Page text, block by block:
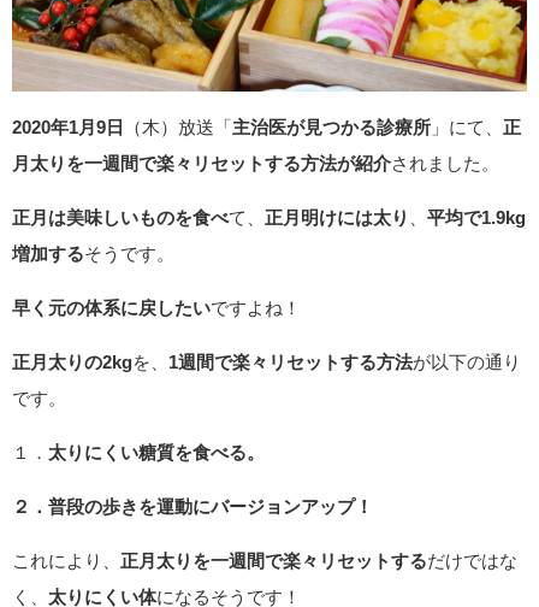
2020年1月9日 （木）放送「主治医が見つかる診療所 」にて、 正
月太りを一週間で楽々リセットする方法が紹介されました。
正月は美味しいものを食べて、 正月明けには太り
平均で1.9kg
増加するそうです。
早く元の体系に戻したいですよね！
正月太りの2kgを、 1週間で楽々リセットする方法が以下の通り
です。
１． 太りにくい糖質を食べる。
２．普段の歩きを運動にバージョンアップ！
これにより、 正月太りを一週間で楽々リセットするだけではな
く、 太りにくい体になるそうです！